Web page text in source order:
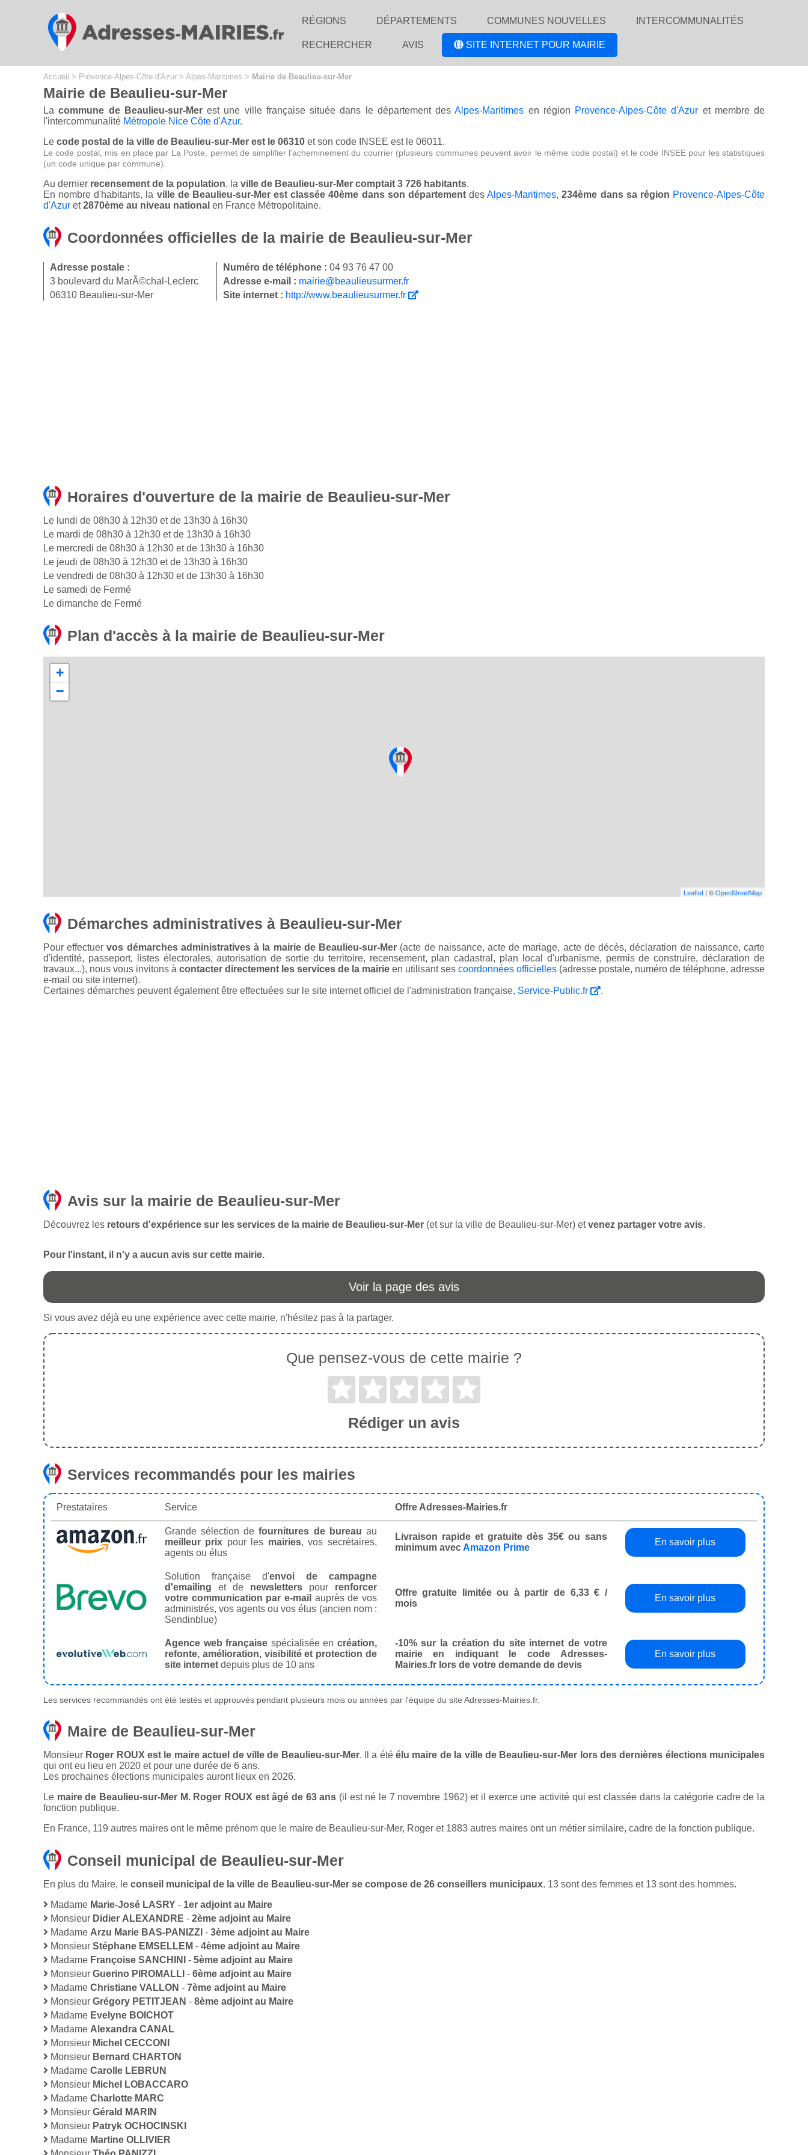
RÉGIONS DÉPARTEMENTS COMMUNES NOUVELLES INTERCOMMUNALITÉS
RECHERCHER AVIS SITE INTERNET POUR MAIRIE
Accueil > Provence-Alpes-Côte d'Azur > Alpes-Maritimes > Mairie de Beaulieu-sur-Mer
Mairie de Beaulieu-sur-Mer
Lacommune de Beaulieu-sur-Merest une ville française située dans le département desAlpes-Maritimes en région Provence-Alpes-Côte d'Azur et membre de
l'intercommunalité Métropole Nice Côte d'Azur.
Le code postal de la ville de Beaulieu-sur-Mer est le 06310 et son code INSEE est le 06011.
Le code postal, mis en place par La Poste, permet de simplifier l'acheminement du courrier (plusieurs communes peuvent avoir le même code postal) et le code INSEE pour les statistiques
(un code unique par commune).
Au dernier recensement de la population, la ville de Beaulieu-sur-Mer comptait 3 726 habitants.
En nombre d'habitants, la ville de Beaulieu-sur-Mer est classée 40ème dans son départementdesAlpes-Maritimes,234ème dans sa région Provence-Alpes-Côte
d'Azur et2870ème au niveau national en France Métropolitaine.
Coordonnées officielles de la mairie de Beaulieu-sur-Mer
Adresse postale :
3 boulevard du MarÃ©chal-Leclerc
06310 Beaulieu-sur-Mer
Numéro de téléphone : 04 93 76 47 00
Adresse e-mail : mairie@beaulieusurmer.fr
Site internet : http://www.beaulieusurmer.fr
Horaires d'ouverture de la mairie de Beaulieu-sur-Mer
Le lundi de 08h30 à 12h30 et de 13h30 à 16h30
Le mardi de 08h30 à 12h30 et de 13h30 à 16h30
Le mercredi de 08h30 à 12h30 et de 13h30 à 16h30
Le jeudi de 08h30 à 12h30 et de 13h30 à 16h30
Le vendredi de 08h30 à 12h30 et de 13h30 à 16h30
Le samedi de Fermé
Le dimanche de Fermé
Plan d'accès à la mairie de Beaulieu-sur-Mer
+
−
Leaflet | ©OpenStreetMap
Démarches administratives à Beaulieu-sur-Mer
Pour effectuervos démarches administratives à la mairie de Beaulieu-sur-Mer (acte de naissance, acte de mariage, acte de décès, déclaration de naissance, carte
d'identité, passeport, listes électorales, autorisation de sortie du territoire, recensement, plan cadastral, plan local d'urbanisme, permis de construire, déclaration de
travaux...), nous vous invitons à contacter directement les services de la mairie en utilisant ses coordonnées officielles (adresse postale, numéro de téléphone, adresse
e-mail ou site internet).
Certaines démarches peuvent également être effectuées sur le site internet officiel de l'administration française, Service-Public.fr .
Avis sur la mairie de Beaulieu-sur-Mer
Découvrez les retours d'expérience sur les services de la mairie de Beaulieu-sur-Mer (et sur la ville de Beaulieu-sur-Mer) etvenez partager votre avis.
Pour l'instant, il n'y a aucun avis sur cette mairie.
Voir la page des avis
Si vous avez déjà eu une expérience avec cette mairie, n'hésitez pas à la partager.
Que pensez-vous de cette mairie ?
Rédiger un avis
Services recommandés pour les mairies
Prestataires Service Offre Adresses-Mairies.fr
Grande sélection defournitures de bureau au
meilleur prix pour les mairies, vos secrétaires,
agents ou élus
Livraison rapide et gratuite dès 35€ ou sans
minimum avecAmazon Prime
En savoir plus
Solution française d'envoi de campagne
d'emailing et de newsletterspour renforcer
votre communication par e-mail auprès de vos
administrés, vos agents ou vos élus (ancien nom :
Sendinblue)
Offre gratuite limitée ou à partir de 6,33 € /
mois
En savoir plus
Agence web française spécialisée en création,
refonte, amélioration, visibilité et protection de
site internet depuis plus de 10 ans
-10% sur la création du site internet de votre
mairie en indiquant le code Adresses-
Mairies.fr lors de votre demande de devis
En savoir plus
Les services recommandés ont été testés et approuvés pendant plusieurs mois ou années par l'équipe du site Adresses-Mairies.fr.
Maire de Beaulieu-sur-Mer
Monsieur Roger ROUX est le maire actuel de ville de Beaulieu-sur-Mer. Il a étéélu maire de la ville de Beaulieu-sur-Mer lors des dernières élections municipales
qui ont eu lieu en 2020 et pour une durée de 6 ans.
Les prochaines élections municipales auront lieux en 2026.
Le maire de Beaulieu-sur-Mer M. Roger ROUX est âgé de 63 ans (il est né le 7 novembre 1962) et il exerce une activité qui est classée dans la catégorie cadre de la
fonction publique.
En France, 119 autres maires ont le même prénom que le maire de Beaulieu-sur-Mer, Roger et 1883 autres maires ont un métier similaire, cadre de la fonction publique.
Conseil municipal de Beaulieu-sur-Mer
En plus du Maire, le conseil municipal de la ville de Beaulieu-sur-Mer se compose de 26 conseillers municipaux. 13 sont des femmes et 13 sont des hommes.
Madame Marie-José LASRY - 1er adjoint au Maire
Monsieur Didier ALEXANDRE - 2ème adjoint au Maire
Madame Arzu Marie BAS-PANIZZI - 3ème adjoint au Maire
Monsieur Stéphane EMSELLEM - 4ème adjoint au Maire
Madame Françoise SANCHINI - 5ème adjoint au Maire
Monsieur Guerino PIROMALLI - 6ème adjoint au Maire
Madame Christiane VALLON - 7ème adjoint au Maire
Monsieur Grégory PETITJEAN - 8ème adjoint au Maire
Madame Evelyne BOICHOT
Madame Alexandra CANAL
Monsieur Michel CECCONI
Monsieur Bernard CHARTON
Madame Carolle LEBRUN
Monsieur Michel LOBACCARO
Madame Charlotte MARC
Monsieur Gérald MARIN
Monsieur Patryk OCHOCINSKI
Madame Martine OLLIVIER